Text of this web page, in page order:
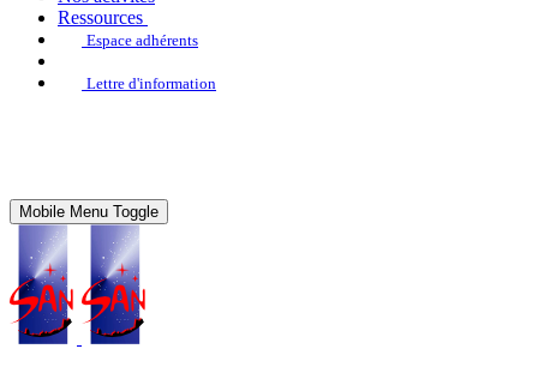
Ressources
Espace adhérents
Lettre d'information
Mobile Menu Toggle